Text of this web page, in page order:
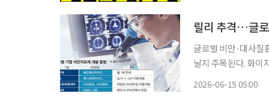
글로벌 비만·대사질
날지 주목된다. 화이
2026-06-15 05:00